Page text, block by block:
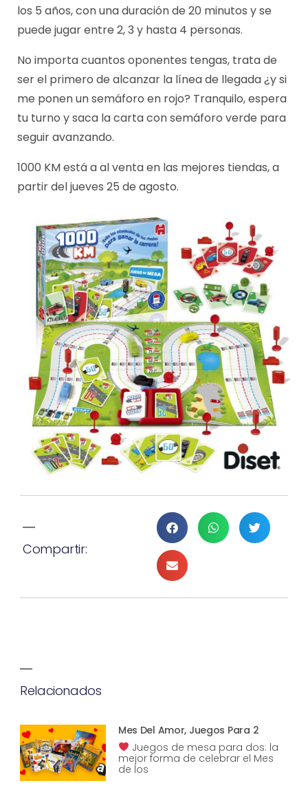
los 5 años, con una duración de 20 minutos y se
puede jugar entre 2, 3 y hasta 4 personas.
No importa cuantos oponentes tengas, trata de
ser el primero de alcanzar la línea de llegada ¿y si
me ponen un semáforo en rojo? Tranquilo, espera
tu turno y saca la carta con semáforo verde para
seguir avanzando.
1000 KM está a al venta en las mejores tiendas, a
partir del jueves 25 de agosto.
Compartir:
Relacionados
Mes Del Amor, Juegos Para 2
Juegos de mesa para dos: la
mejor forma de celebrar el Mes
de los